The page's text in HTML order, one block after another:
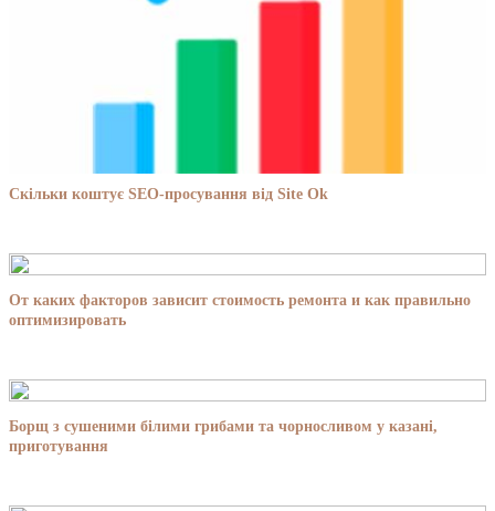
Скільки коштує SEO-просування від Site Ok
От каких факторов зависит стоимость ремонта и как правильно
оптимизировать
Борщ з сушеними білими грибами та чорносливом у казані,
приготування